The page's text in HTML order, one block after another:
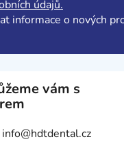
údajů.
informace o nových
vám s
info@hdtdental.cz